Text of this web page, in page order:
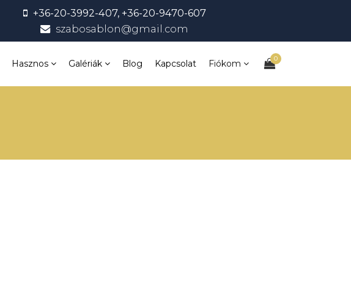
+36-20-3992-407, +36-20-9470-607
szabosablon@gmail.com
0
Hasznos Galériák Blog Kapcsolat Fiókom